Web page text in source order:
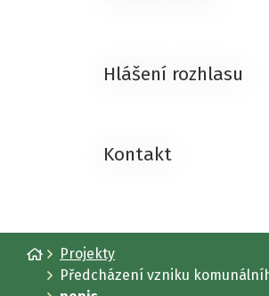
Hlášení rozhlasu
Kontakt
Úvodní stránka
Projekty
Předcházení vzniku